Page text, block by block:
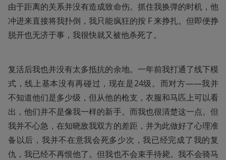
由于距离的关系并没有造成致命伤。抓住我换弹的时机，他
冲进来直接将我扑倒，我只能疯狂的按 F 来挣扎。但即便挣
脱开也无济于事，我很快就又被他杀死了。
复活后我也并没有太多抵抗的余地。一年前我打通了线下模
式，线上基本没有再碰过，现在是24级。而对方——我并
不知道他们是多少级，但从他的枪支，衣服和马匹上可以看
出，他们并不是像我一样的新手。而我也很清楚这一点。但
我并不心急，在知晓敌我双方的差距，并为此做好了心理准
备以后，我并不在意我会死多少次，我已经完成了我的复
仇，我已经不再恨他了。但我也不会束手待毙。我不会骑马